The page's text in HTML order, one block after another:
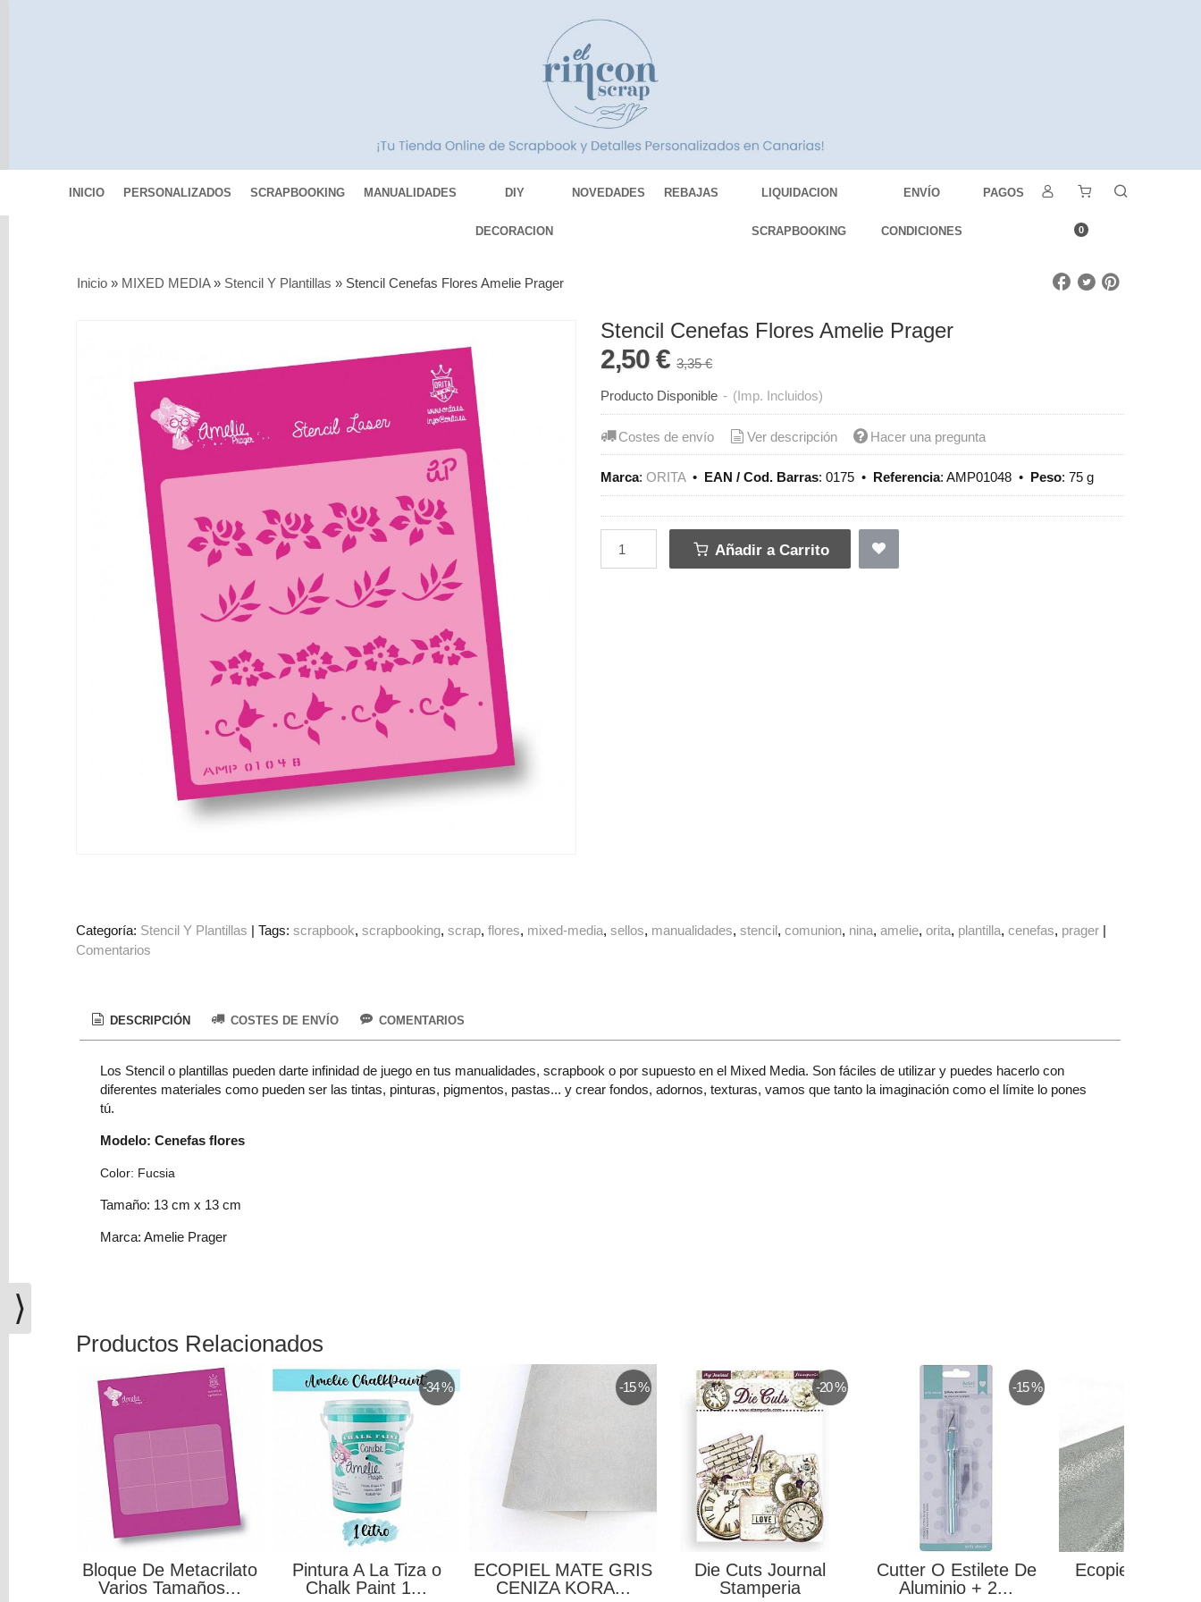
INICIO PERSONALIZADOS SCRAPBOOKING MANUALIDADES DIY
DECORACION
NOVEDADES REBAJAS LIQUIDACION
SCRAPBOOKING
ENVÍO
CONDICIONES
PAGOS
0
PERSONALIZADOS
Marcas
está
vacío
Redes
Sociales
Instagram
Facebook
Youtube
Inicio » MIXED MEDIA» Stencil Y Plantillas » Stencil Cenefas Flores Amelie Prager
Stencil Cenefas Flores Amelie Prager
2,50 €3,35 €
Producto Disponible - (Imp. Incluidos)
Costes de envío Ver descripción Hacer una pregunta
Marca:ORITA• EAN / Cod. Barras:0175 • Referencia:AMP01048 • Peso:75 g
Añadir a Carrito
Categoría: Stencil Y Plantillas |Tags:scrapbook scrapbooking scrap flores mixed-media sellos manualidades stencil comunion nina amelie orita plantilla cenefas prager |
Comentarios
DESCRIPCIÓN COSTES DE ENVÍO COMENTARIOS
Los Stencil o plantillas pueden darte infinidad de juego en tus manualidades, scrapbook o por supuesto en el Mixed Media. Son fáciles de utilizar y puedes hacerlo con
diferentes materiales como pueden ser las tintas, pinturas, pigmentos, pastas... y crear fondos, adornos, texturas, vamos que tanto la imaginación como el límite lo pones
tú.
Modelo: Cenefas flores
Color: Fucsia
Tamaño: 13 cm x 13 cm
Marca: Amelie Prager
Productos Relacionados
Cutter O Estilete De
Aluminio + 2...
-10 %
Ecopiel Silver Metal
Stafil
Chipboard Un Día
Especial El Rincon...
-15 %
Caja Ojales Aluminio
Color Pistacho...
Marcasitios
Rectangular...
Papel Para
Encuadernar Madera
⟩